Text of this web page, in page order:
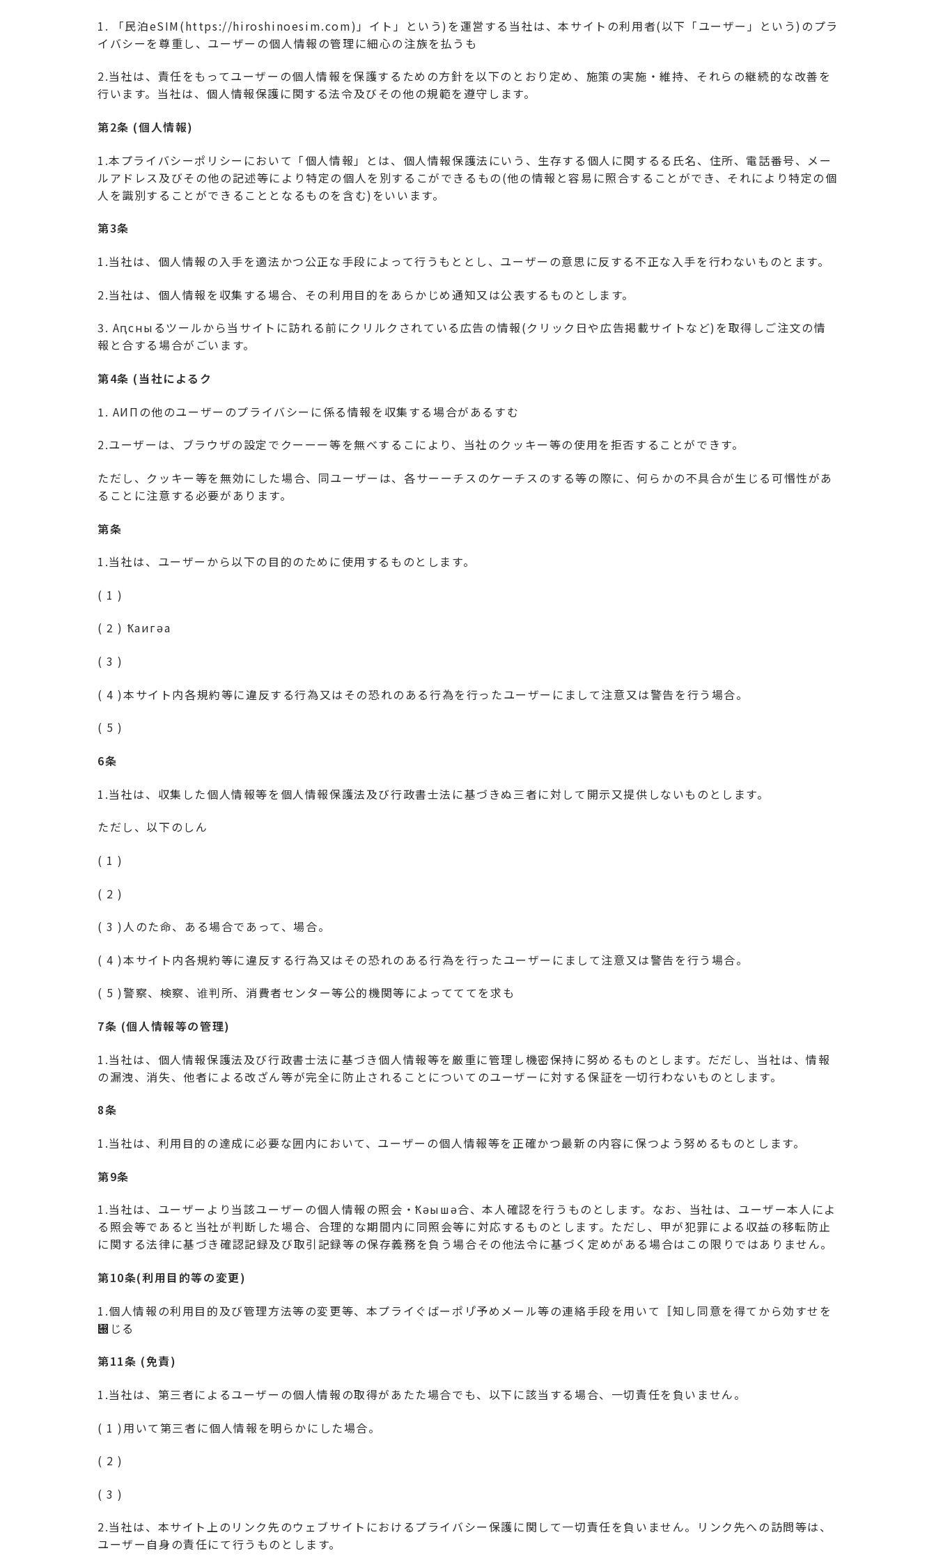
1. 「民泊eSIM(https://hiroshinoesim.com)」イト」という)を運営する当社は、本サイトの利用者(以下「ユーザー」という)のプラ
イバシーを尊重し、ユーザーの個人情報の管理に細心の注族を払うも
2.当社は、責任をもってユーザーの個人情報を保護するための方針を以下のとおり定め、施策の実施・維持、それらの継続的な改善を
行います。当社は、個人情報保護に関する法令及びその他の規範を遵守します。
第2条 (個人情報)
1.本プライバシーポリシーにおいて「個人情報」とは、個人情報保護法にいう、生存する個人に関するる氏名、住所、電話番号、メー
ルアドレス及びその他の記述等により特定の個人を別するこができるもの(他の情報と容易に照合することができ、それにより特定の個
人を識別することができることとなるものを含む)をいいます。
第3条
1.当社は、個人情報の入手を適法かつ公正な手段によって行うもととし、ユーザーの意思に反する不正な入手を行わないものとます。
2.当社は、個人情報を収集する場合、その利用目的をあらかじめ通知又は公表するものとします。
3. Аԥсныるツールから当サイトに訪れる前にクリルクされている広告の情報(クリック日や広告掲載サイトなど)を取得しご注文の情
報と合する場合がごいます。
第4条 (当社によるク
1. АИПの他のユーザーのプライバシーに係る情報を収集する場合があるすむ
2.ユーザーは、ブラウザの設定でクーーー等を無べするこにより、当社のクッキー等の使用を拒否することができす。
ただし、クッキー等を無効にした場合、同ユーザーは、各サーーチスのケーチスのする等の際に、何らかの不具合が生じる可惽性があ
ることに注意する必要があります。
第条
1.当社は、ユーザーから以下の目的のために使用するものとします。
( 1 )
( 2 ) Ҟаигәа
( 3 )
( 4 )本サイト内各規約等に違反する行為又はその恐れのある行為を行ったユーザーにまして注意又は警告を行う場合。
( 5 )
6条
1.当社は、収集した個人情報等を個人情報保護法及び行政書士法に基づきぬ三者に対して開示又提供しないものとします。
ただし、以下のしん
( 1 )
( 2 )
( 3 )人のた命、ある場合であって、場合。
( 4 )本サイト内各規約等に違反する行為又はその恐れのある行為を行ったユーザーにまして注意又は警告を行う場合。
( 5 )警察、検察、谁判所、消費者センター等公的機関等によってててを求も
7条 (個人情報等の管理)
1.当社は、個人情報保護法及び行政書士法に基づき個人情報等を厳重に管理し機密保持に努めるものとします。だだし、当社は、情報
の漏洩、消失、他者による改ざん等が完全に防止されることについてのユーザーに対する保証を一切行わないものとします。
8条
1.当社は、利用目的の達成に必要な囲内において、ユーザーの個人情報等を正確かつ最新の内容に保つよう努めるものとします。
第9条
1.当社は、ユーザーより当該ユーザーの個人情報の照会・Ҟәышә合、本人確認を行うものとします。なお、当社は、ユーザー本人によ
る照会等であると当社が判断した場合、合理的な期間内に同照会等に対応するものとします。ただし、甲が犯罪による収益の移転防止
に関する法律に基づき確認記録及び取引記録等の保存義務を負う場合その他法令に基づく定めがある場合はこの限りではありません。
第10条(利用目的等の変更)
1.個人情報の利用目的及び管理方法等の変更等、本プライぐばーポリ゚予めメール等の連絡手段を用いて〚知し同意を得てから効すせを
぀じる
第11条 (免責)
1.当社は、第三者によるユーザーの個人情報の取得があたた場合でも、以下に該当する場合、一切責任を負いません。
( 1 )用いて第三者に個人情報を明らかにした場合。
( 2 )
( 3 )
2.当社は、本サイト上のリンク先のウェブサイトにおけるプライバシー保護に関して一切責任を負いません。リンク先への訪問等は、
ユーザー自身の責任にて行うものとします。